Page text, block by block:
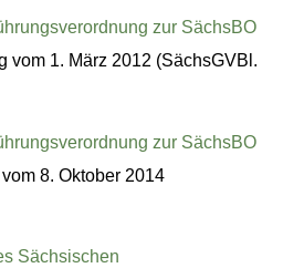
zur SächsBO
vom 1. März 2012 (SächsGVBl.
zur SächsBO
8. Oktober 2014
Sächsischen